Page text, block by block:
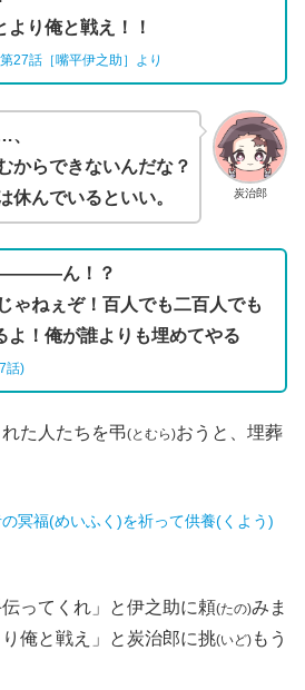
より俺と戦え！！
第27話［嘴平伊之助］より
炭治郎
、
からできないんだな？
休んでいるといい。
ん！？
ゃねぇぞ！百人でも二百人でも
よ！俺が誰よりも埋めてやる
話)
た人たちを弔(とむら)おうと、埋葬
冥福(めいふく)を祈って供養(くよう)
ってくれ」と伊之助に頼(たの)みま
俺と戦え」と炭治郎に挑(いど) もう